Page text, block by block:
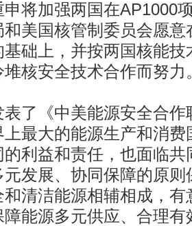
加强两国在AP1000
和美国核管制委员会愿
础上，并按两国核能技
核安全技术合作而努力
《中美能源安全合作
最大的能源生产和消费
利益和责任，也面临共
发展、协同保障的原则
清洁能源相辅相成，有
能源多元供应、合理有